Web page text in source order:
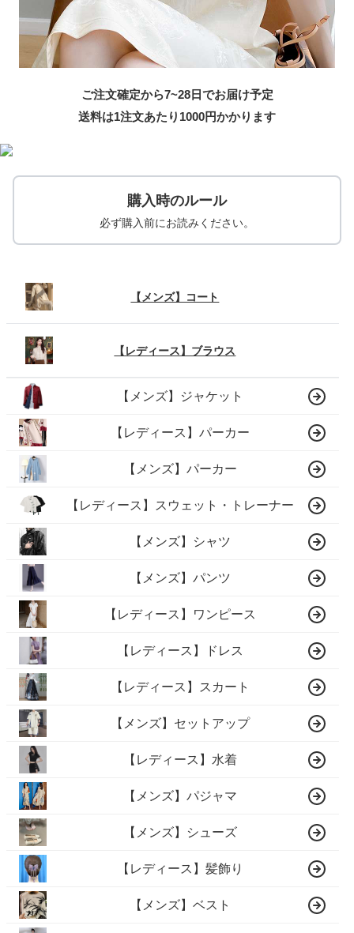
ご注文確定から7~28日でお届け予定
送料は1注文あたり 1000円かかります
購入時のルール
必ず購入前にお読みください。
【メンズ】コート
【レディース】ブラウス
【メンズ】ジャケット
【レディース】パーカー
【メンズ】パーカー
【レディース】スウェット・トレーナー
【メンズ】シャツ
【メンズ】パンツ
【レディース】ワンピース
【レディース】ドレス
【レディース】スカート
【メンズ】セットアップ
【レディース】水着
【メンズ】パジャマ
【メンズ】シューズ
【レディース】髪飾り
【メンズ】ベスト